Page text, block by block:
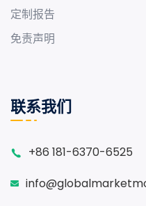
定制报告
免责声明
联系我们
+86 181-6370-6525